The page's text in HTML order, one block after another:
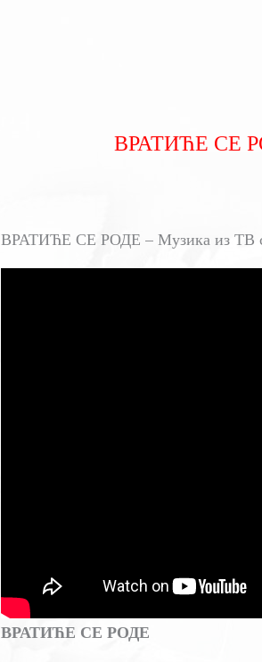
ВРАТИЋЕ СЕ
ВРАТИЋЕ СЕ РОДЕ – Музика из ТВ
ВРАТИЋЕ СЕ РОДЕ